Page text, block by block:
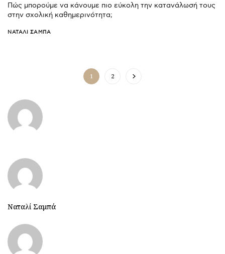
Πώς μπορούμε να κάνουμε πιο εύκολη την κατανάλωσή τους
στην σχολική καθημερινότητα;
ΝΑΤΑΛΊ ΣΑΜΠΆ
1 2
Ναταλί Σαμπά